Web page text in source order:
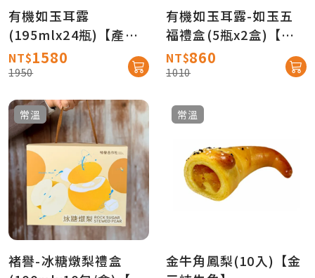
有機如玉耳露
(195mlx24瓶)【產地
直送免運】
NT$1580
1950
有機如玉耳露-如玉五
福禮盒(5瓶x2盒)【產
地直送免運】
NT$860
1010
常溫
褚譽-冰糖燉梨禮盒
常溫
金牛角鳳梨(10入)【金